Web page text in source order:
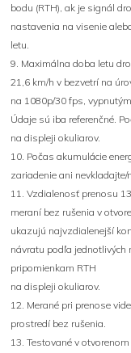
bodu (RTH), ak je signál
nastavenia na visenie
letu.
9. Maximálna doba letu
21,6 km/h v bezvetrí na
na 1080p/30 fps,
Údaje sú iba referenčné.
na displeji okuliarov.
10. Počas akumulácie
zariadenie ani nevkladajte/
11. Vzdialenosť prenosu
meraní bez rušenia v
ukazujú najvzdialenejší
návratu podľa jednotlivých
pripomienkam RTH
na displeji okuliarov.
12. Merané pri prenose
prostredí bez rušenia.
13. Testované v